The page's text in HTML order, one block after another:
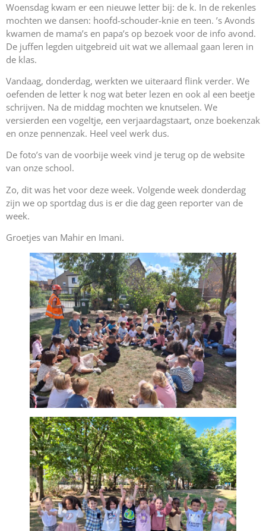
Woensdag kwam er een nieuwe letter bij: de k. In de rekenles
mochten we dansen: hoofd-schouder-knie en teen. ’s Avonds
kwamen de mama’s en papa’s op bezoek voor de info avond.
De juffen legden uitgebreid uit wat we allemaal gaan leren in
de klas.
Vandaag, donderdag, werkten we uiteraard flink verder. We
oefenden de letter k nog wat beter lezen en ook al een beetje
schrijven. Na de middag mochten we knutselen. We
versierden een vogeltje, een verjaardagstaart, onze boekenzak
en onze pennenzak. Heel veel werk dus.
De foto’s van de voorbije week vind je terug op de website
van onze school.
Zo, dit was het voor deze week. Volgende week donderdag
zijn we op sportdag dus is er die dag geen reporter van de
week.
Groetjes van Mahir en Imani.